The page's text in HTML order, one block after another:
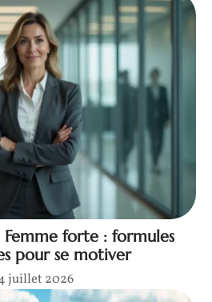
Femme forte : formules
pour se motiver
juillet 2026